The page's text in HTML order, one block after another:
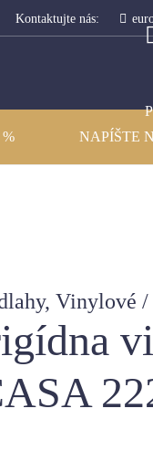
Kontaktujte nás:
NAPÍŠTE
,Vinylové /